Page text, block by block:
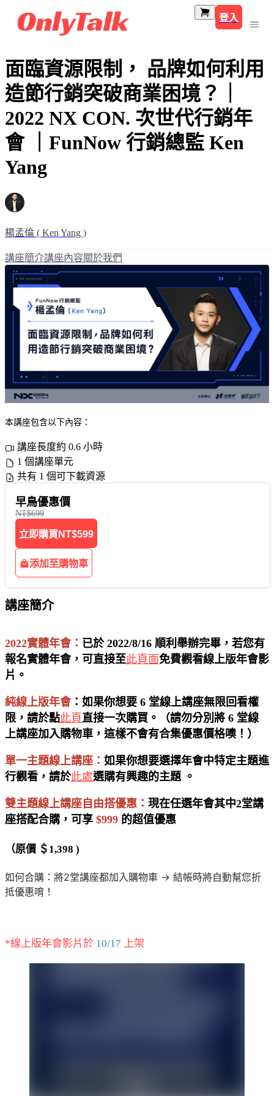
登入
面臨資源限制， 品牌如何利用
造節行銷突破商業困境？｜
2022 NX CON. 次世代行銷年
會 ｜FunNow 行銷總監 Ken
Yang
楊孟倫 ( Ken Yang )
講座簡介講座內容關於我們
本講座包含以下內容：
講座長度約 0.6 小時
1 個講座單元
共有 1 個可下載資源
早鳥優惠價
NT$699
立即購買 NT$599
添加至購物車
講座簡介
2022實體年會： 已於 2022/8/16 順利舉辦完畢，若您有
報名實體年會，可直接至此頁面免費觀看線上版年會影
片。
純線上版年會：如果你想要 6 堂線上講座無限回看權
限，請於點此頁直接一次購買。（請勿分別將 6 堂線
上講座加入購物車，這樣不會有合集優惠價格噢！）
單一主題線上講座 ： 如果你想要選擇年會中特定主題進
行觀看，請於此處選購有興趣的主題 。
雙主題線上講座自由搭優惠 ： 現在任選年會其中2堂講
座搭配合購，可享 $999 的超值優惠
（原價 ＄1,398 )
如何合購：將2堂講座都加入購物車 → 結帳時將自動幫您折
抵優惠唷！
*線上版年會影片於 10/17 上架